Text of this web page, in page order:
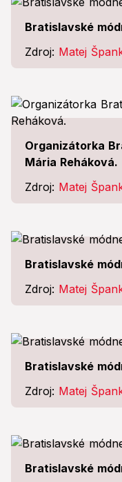
Bratislavské
Zdroj: Matej
Organizátorka
Mária Reháková.
Zdroj: Matej
Bratislavské
Zdroj: Matej
Bratislavské
Zdroj: Matej
Bratislavské